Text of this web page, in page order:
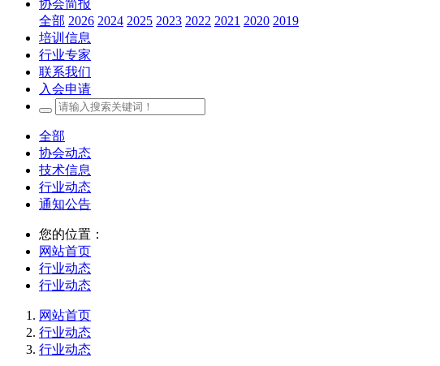
协会简报
全部 2026 2024 2025 2023 2022 2021 2020 2019
培训信息
行业专家
联系我们
入会申请
全部
协会动态
技术信息
行业动态
通知公告
您的位置：
网站首页
行业动态
行业动态
网站首页
行业动态
行业动态